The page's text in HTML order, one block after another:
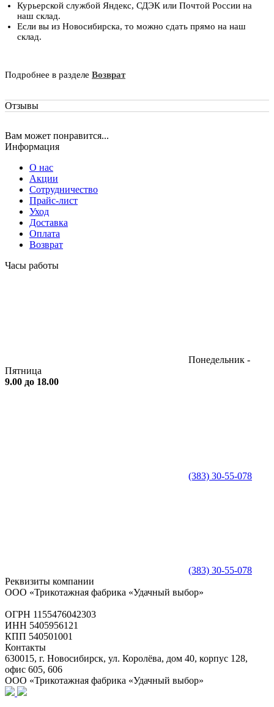
Курьерской службой Яндекс, СДЭК или Почтой России на
наш склад.
Если вы из Новосибирска, то можно сдать прямо на наш
склад.
Подробнее в разделе Возврат
Отзывы
Вам может понравится...
Информация
О нас
Акции
Сотрудничество
Прайс-лист
Уход
Доставка
Оплата
Возврат
Часы работы
Понедельник -
Пятница
9.00 до 18.00
(383) 30-55-078
(383) 30-55-078
Реквизиты компании
ООО «Трикотажная фабрика «Удачный выбор»
ОГРН 1155476042303
ИНН 5405956121
КПП 540501001
Контакты
630015, г. Новосибирск, ул. Королёва, дом 40, корпус 128,
офис 605, 606
ООО «Трикотажная фабрика «Удачный выбор»